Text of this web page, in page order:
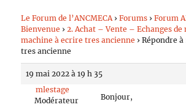
Le Forum de l’ANCMECA › Forums › Forum
Bienvenue › 2. Achat – Vente – Echanges de
machine à ecrire tres ancienne › Répondre
tres ancienne
19 mai 2022 à 19 h 35
mlestage
Modérateur
Bonjour,